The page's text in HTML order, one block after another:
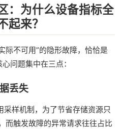
：为什么设备指标全
起来？
际不可用”的隐形故障，恰恰是
问题集中在三点：
丢失
样机制，为了节省存储资源只
而触发故障的异常请求往往占比